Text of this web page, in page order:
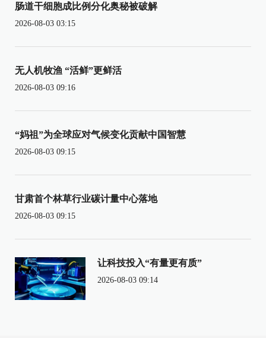
肠道干细胞成比例分化奥秘被破解
2026-08-03 03:15
无人机牧渔 “活鲜”更鲜活
2026-08-03 09:16
“妈祖”为全球应对气候变化贡献中国智慧
2026-08-03 09:15
甘肃首个林草行业碳计量中心落地
2026-08-03 09:15
让科技投入“有量更有质”
2026-08-03 09:14